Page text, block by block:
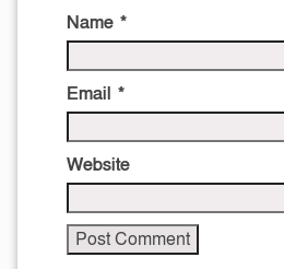
Name *
Email *
Website